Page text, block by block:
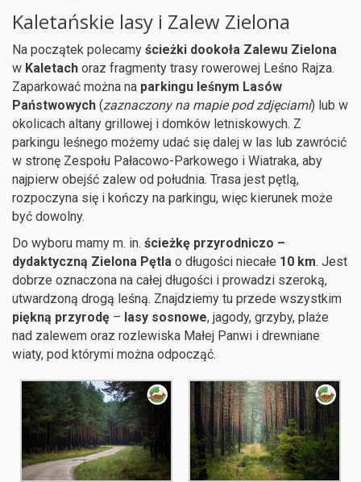
Kaletańskie lasy i Zalew Zielona
Na początek polecamy ścieżki dookoła Zalewu Zielona
w Kaletach oraz fragmenty trasy rowerowej Leśno Rajza.
Zaparkować można na parkingu leśnym Lasów
Państwowych (zaznaczony na mapie pod zdjęciami) lub w
okolicach altany grillowej i domków letniskowych. Z
parkingu leśnego możemy udać się dalej w las lub zawrócić
w stronę Zespołu Pałacowo-Parkowego i Wiatraka, aby
najpierw obejść zalew od południa. Trasa jest pętlą,
rozpoczyna się i kończy na parkingu, więc kierunek może
być dowolny.
Do wyboru mamy m. in. ścieżkę przyrodniczo –
dydaktyczną Zielona Pętla o długości niecałe 10 km. Jest
dobrze oznaczona na całej długości i prowadzi szeroką,
utwardzoną drogą leśną. Znajdziemy tu przede wszystkim
piękną przyrodę – lasy sosnowe, jagody, grzyby, plaże
nad zalewem oraz rozlewiska Małej Panwi i drewniane
wiaty, pod którymi można odpocząć.